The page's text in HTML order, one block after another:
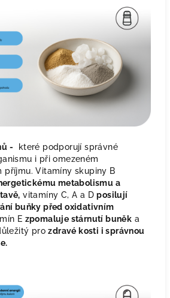
-
které podporují správné
i při omezeném
příjmu. Vitamíny skupiny B
metabolismu a
vitamíny C, A a Dposilují
buňky před oxidativním
E zpomaluje stárnutí buněk a
prozdravé kosti i správnou